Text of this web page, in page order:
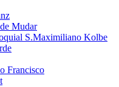
Mudar
S.Maximiliano Kolbe
Francisco